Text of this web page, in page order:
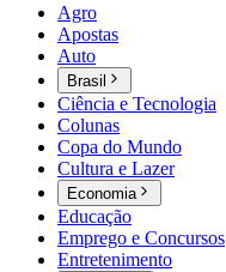
Agro
Apostas
Auto
Brasil
Ciência e Tecnologia
Colunas
Copa do Mundo
Cultura e Lazer
Economia
Educação
Emprego e Concursos
Entretenimento